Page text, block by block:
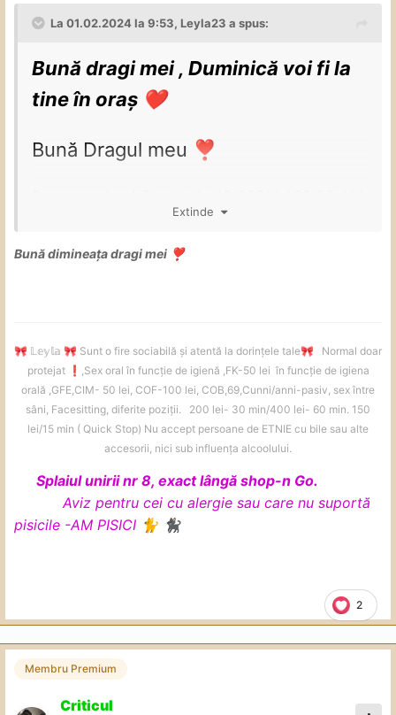
La 01.02.2024 la 9:53, Leyla23 a spus:
Bună dragi mei , Duminică voi fi la
tine în oraș ❤️
Bună Dragul meu ❣️
Lucrez singura in locatie.
Tarife🅰️- 150Nr ( Maxim 30 min ) 300 H
- Sex Oral Neprotejat ( in funtie de
igiena )
- sex normal ( PROTEJAT )
- oral adânc
( deep / în funcție de
mărime )
- Finalizare Corporala
- FK - NU ( Sarutari Corporale )
nu fac )
- Cunilingus
- Dominare ( Soft -in limita bunului
Extinde
Bună dimineața dragi mei ❣️
2
🎀 𝕃𝕖𝕪𝕝𝕒 🎀 Sunt o fire sociabilă și atentă la dorințele tale🎀
Normal doar
protejat
❗
️,Sex oral în funcție de igienă ,FK-50 lei în funcție de igiena
orală ,GFE,CIM- 50 lei, COF-100 lei, COB,69,Cunni/anni-pasiv, sex între
sâni, Facesitting, diferite poziții. 200 lei- 30 min/400 lei- 60 min. 150
lei/15 min ( Quick Stop) Nu accept persoane de ETNIE cu bile sau alte
accesorii, nici sub influența alcoolului.
Splaiul unirii nr 8, exact lângă shop-n Go.
Aviz pentru cei cu alergie sau care nu suportă
pisicile -AM PISICI 🐈 🐈‍⬛
Membru Premium
Criticul